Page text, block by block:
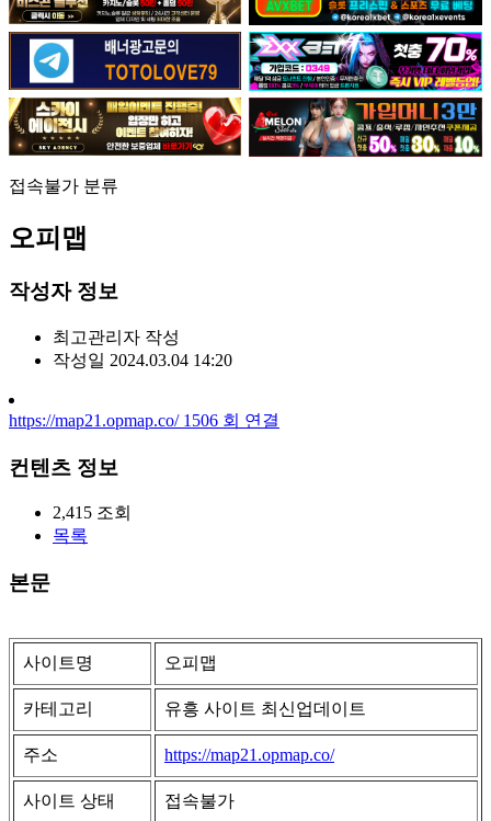
접속불가 분류
오피맵
작성자 정보
최고관리자 작성
작성일 2024.03.04 14:20
https://map21.opmap.co/ 1506 회 연결
컨텐츠 정보
2,415 조회
목록
본문
사이트명 오피맵
카테고리 유흥 사이트 최신업데이트
주소 https://map21.opmap.co/
사이트 상태 접속불가